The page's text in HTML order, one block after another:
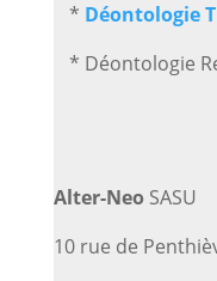
* Déontologie
* Déontologie
Alter-Neo SASU
10 rue de